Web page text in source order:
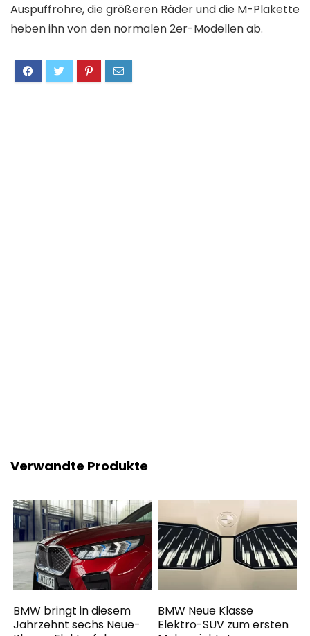
Auspuffrohre, die größeren Räder und die M-Plakette
heben ihn von den normalen 2er-Modellen ab.
Verwandte Produkte
BMW bringt in diesem
Jahrzehnt sechs Neue-
BMW Neue Klasse
Elektro-SUV zum ersten